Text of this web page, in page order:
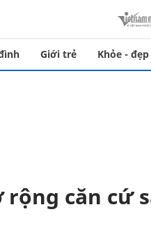
Giới trẻ Khỏe - đẹp
rộng căn cứ